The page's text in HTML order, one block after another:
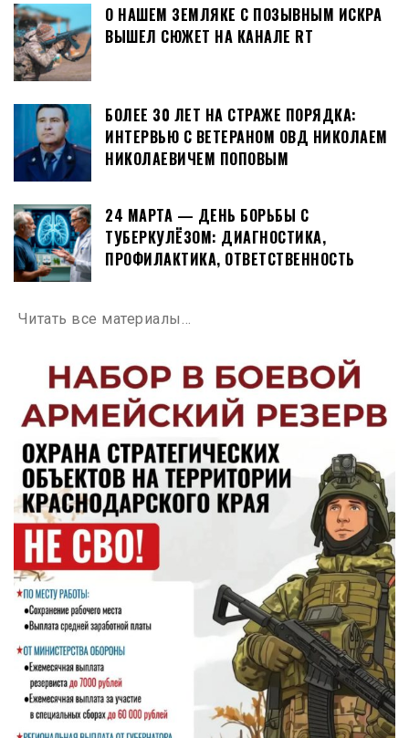
О НАШЕМ ЗЕМЛЯКЕ С ПОЗЫВНЫМ ИСКРА
ВЫШЕЛ СЮЖЕТ НА КАНАЛЕ RT
БОЛЕЕ 30 ЛЕТ НА СТРАЖЕ ПОРЯДКА:
ИНТЕРВЬЮ С ВЕТЕРАНОМ ОВД НИКОЛАЕМ
НИКОЛАЕВИЧЕМ ПОПОВЫМ
24 МАРТА — ДЕНЬ БОРЬБЫ С
ТУБЕРКУЛЁЗОМ: ДИАГНОСТИКА,
ПРОФИЛАКТИКА, ОТВЕТСТВЕННОСТЬ
Читать все материалы…